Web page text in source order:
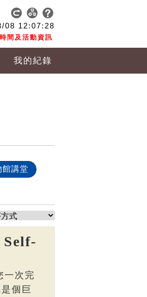
08 12:07:29
間及活動資訊
我的紀錄
館講堂
Self-
一次完
個巨